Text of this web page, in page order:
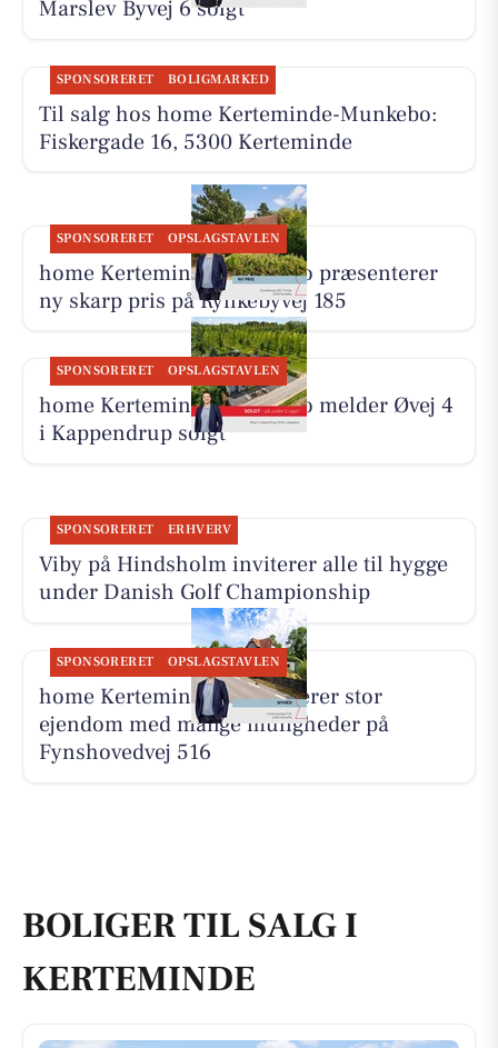
Marslev Byvej 6 solgt
SPONSORERET BOLIGMARKED
Til salg hos home Kerteminde-Munkebo:
Fiskergade 16, 5300 Kerteminde
SPONSORERET OPSLAGSTAVLEN
home Kerteminde-Munkebo præsenterer
ny skarp pris på Rynkebyvej 185
SPONSORERET OPSLAGSTAVLEN
home Kerteminde-Munkebo melder Øvej 4
i Kappendrup solgt
SPONSORERET ERHVERV
Viby på Hindsholm inviterer alle til hygge
under Danish Golf Championship
SPONSORERET OPSLAGSTAVLEN
home Kerteminde præsenterer stor
ejendom med mange muligheder på
Fynshovedvej 516
BOLIGER TIL SALG I
KERTEMINDE